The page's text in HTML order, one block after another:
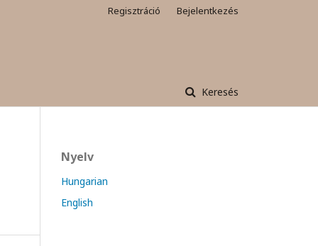
Keresés
Regisztráció Bejelentkezés
Nyelv
Hungarian
English